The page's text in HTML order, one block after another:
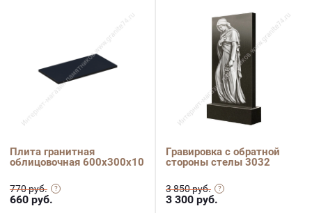
Плита гранитная
облицовочная 600х300х10
770 руб.
660 руб.
Гравировка с обратной
стороны стелы 3032
3 850 руб.
3 300 руб.